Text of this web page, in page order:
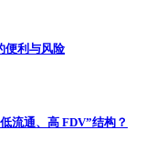
便利与风险
流通、高 FDV”结构？